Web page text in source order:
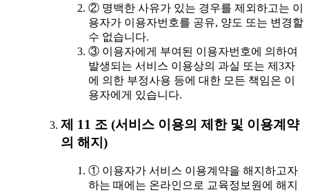
② 명백한 사유가 있는 경우를 제외하고는 이
용자가 이용자번호를 공유, 양도 또는 변경할
수 없습니다.
③ 이용자에게 부여된 이용자번호에 의하여
발생되는 서비스 이용상의 과실 또는 제3자
에 의한 부정사용 등에 대한 모든 책임은 이
용자에게 있습니다.
제 11 조 (서비스 이용의 제한 및 이용계약
의 해지)
① 이용자가 서비스 이용계약을 해지하고자
하는 때에는 온라인으로 교육정보원에 해지